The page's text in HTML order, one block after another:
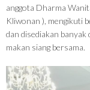
anggota Dharma
Kliwonan ), mengikuti
dan disediakan
makan siang bersama.